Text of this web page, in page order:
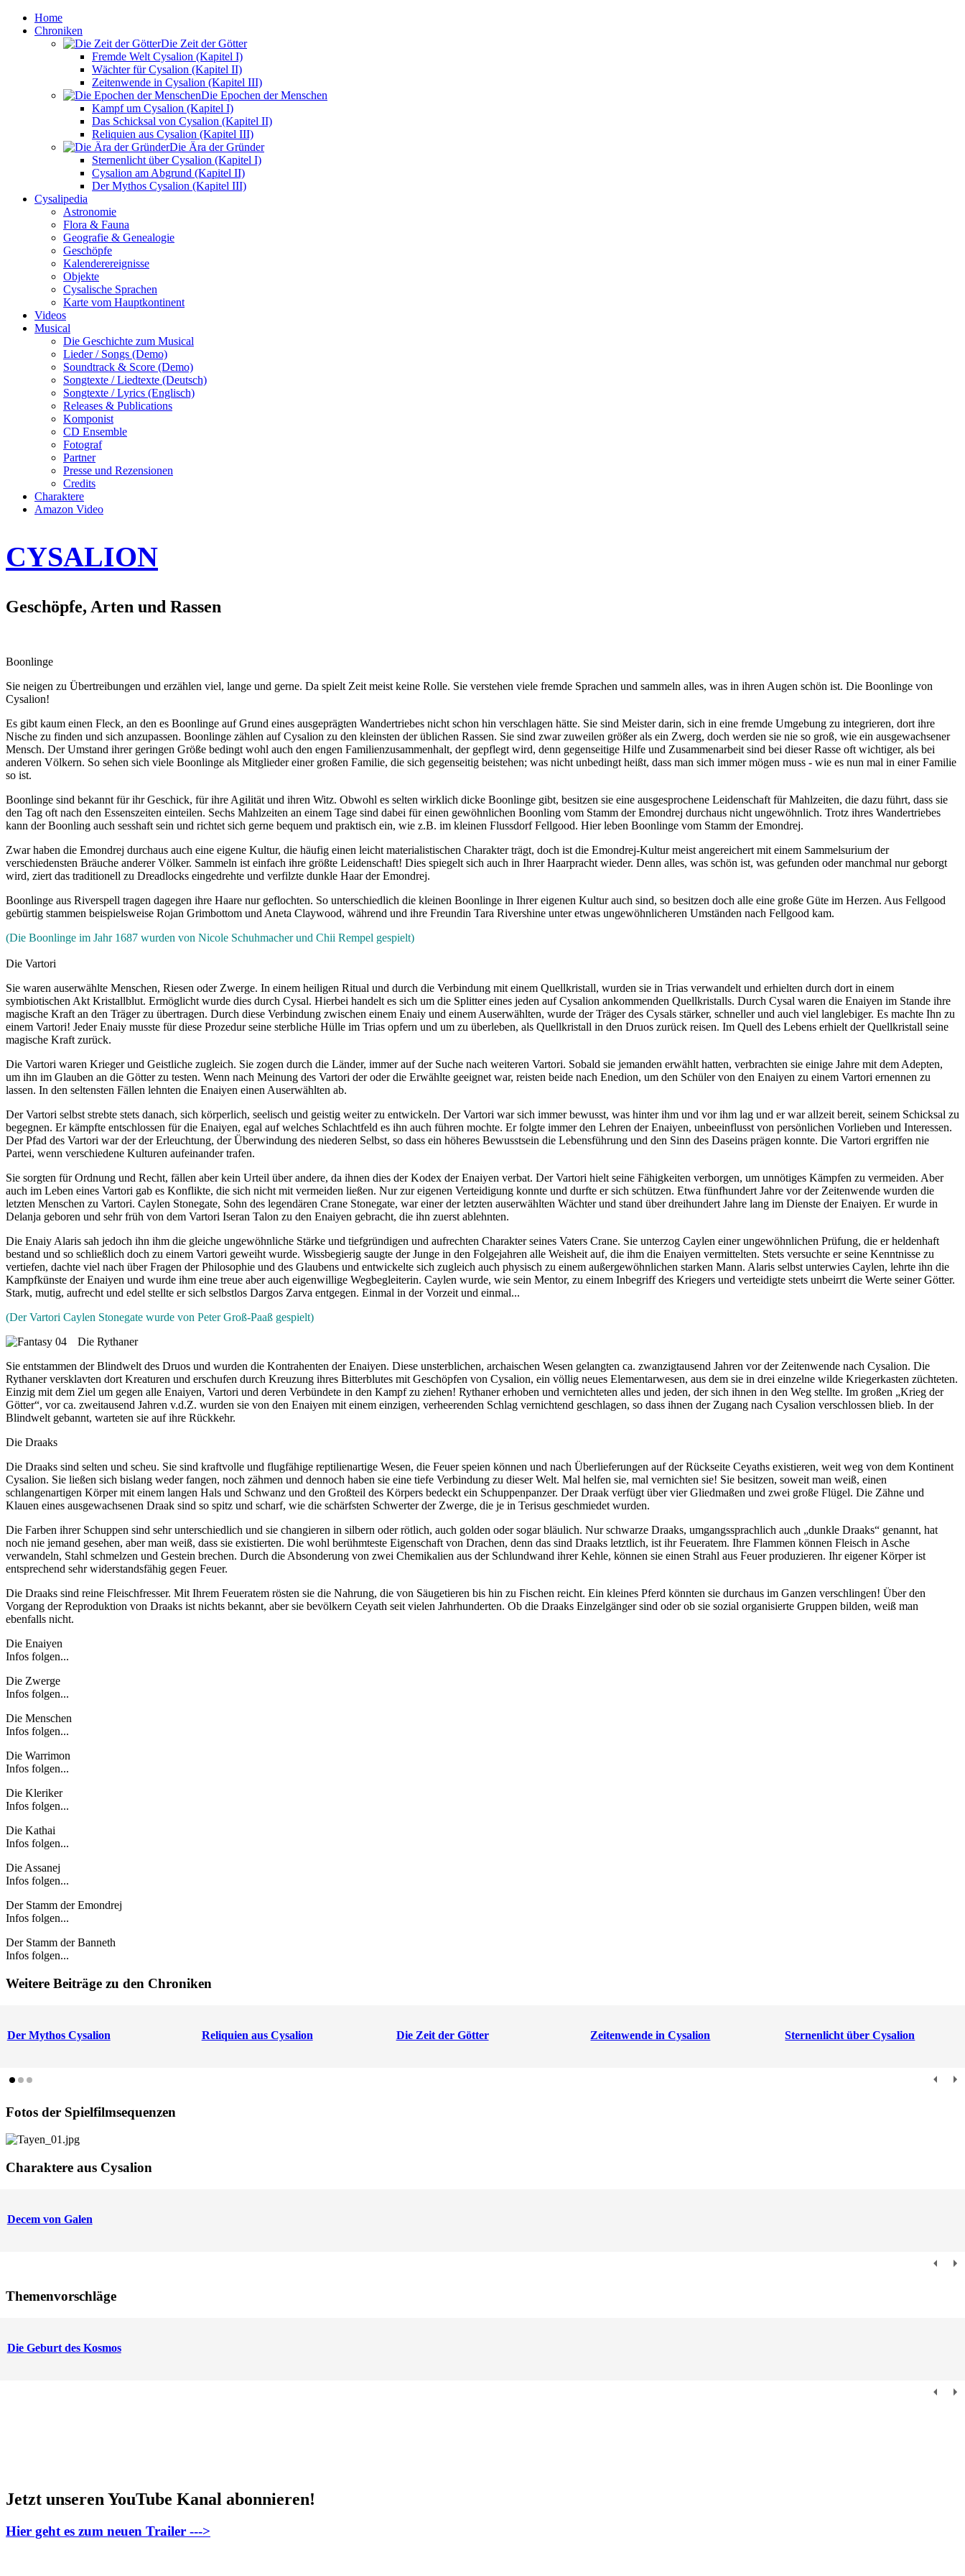
Home
Chroniken
Die Zeit der Götter
Fremde Welt Cysalion (Kapitel I)
Wächter für Cysalion (Kapitel II)
Zeitenwende in Cysalion (Kapitel III)
Die Epochen der Menschen
Kampf um Cysalion (Kapitel I)
Das Schicksal von Cysalion (Kapitel II)
Reliquien aus Cysalion (Kapitel III)
Die Ära der Gründer
Sternenlicht über Cysalion (Kapitel I)
Cysalion am Abgrund (Kapitel II)
Der Mythos Cysalion (Kapitel III)
Cysalipedia
Astronomie
Flora & Fauna
Geografie & Genealogie
Geschöpfe
Kalenderereignisse
Objekte
Cysalische Sprachen
Karte vom Hauptkontinent
Videos
Musical
Die Geschichte zum Musical
Lieder / Songs (Demo)
Soundtrack & Score (Demo)
Songtexte / Liedtexte (Deutsch)
Songtexte / Lyrics (Englisch)
Releases & Publications
Komponist
CD Ensemble
Fotograf
Partner
Presse und Rezensionen
Credits
Charaktere
Amazon Video
CYSALION
Geschöpfe, Arten und Rassen
Boonlinge
Sie neigen zu Übertreibungen und erzählen viel, lange und gerne. Da spielt Zeit meist keine Rolle. Sie verstehen viele fremde Sprachen und sammeln alles, was in ihren Augen schön ist. Die Boonlinge von
Cysalion!
Es gibt kaum einen Fleck, an den es Boonlinge auf Grund eines ausgeprägten Wandertriebes nicht schon hin verschlagen hätte. Sie sind Meister darin, sich in eine fremde Umgebung zu integrieren, dort ihre
Nische zu finden und sich anzupassen. Boonlinge zählen auf Cysalion zu den kleinsten der üblichen Rassen. Sie sind zwar zuweilen größer als ein Zwerg, doch werden sie nie so groß, wie ein ausgewachsener
Mensch. Der Umstand ihrer geringen Größe bedingt wohl auch den engen Familienzusammenhalt, der gepflegt wird, denn gegenseitige Hilfe und Zusammenarbeit sind bei dieser Rasse oft wichtiger, als bei
anderen Völkern. So sehen sich viele Boonlinge als Mitglieder einer großen Familie, die sich gegenseitig beistehen; was nicht unbedingt heißt, dass man sich immer mögen muss - wie es nun mal in einer Familie
so ist.
Boonlinge sind bekannt für ihr Geschick, für ihre Agilität und ihren Witz. Obwohl es selten wirklich dicke Boonlinge gibt, besitzen sie eine ausgesprochene Leidenschaft für Mahlzeiten, die dazu führt, dass sie
den Tag oft nach den Essenszeiten einteilen. Sechs Mahlzeiten an einem Tage sind dabei für einen gewöhnlichen Boonling vom Stamm der Emondrej durchaus nicht ungewöhnlich. Trotz ihres Wandertriebes
kann der Boonling auch sesshaft sein und richtet sich gerne bequem und praktisch ein, wie z.B. im kleinen Flussdorf Fellgood. Hier leben Boonlinge vom Stamm der Emondrej.
Zwar haben die Emondrej durchaus auch eine eigene Kultur, die häufig einen leicht materialistischen Charakter trägt, doch ist die Emondrej-Kultur meist angereichert mit einem Sammelsurium der
verschiedensten Bräuche anderer Völker. Sammeln ist einfach ihre größte Leidenschaft! Dies spiegelt sich auch in Ihrer Haarpracht wieder. Denn alles, was schön ist, was gefunden oder manchmal nur geborgt
wird, ziert das traditionell zu Dreadlocks eingedrehte und verfilzte dunkle Haar der Emondrej.
Boonlinge aus Riverspell tragen dagegen ihre Haare nur geflochten. So unterschiedlich die kleinen Boonlinge in Ihrer eigenen Kultur auch sind, so besitzen doch alle eine große Güte im Herzen. Aus Fellgood
gebürtig stammen beispielsweise Rojan Grimbottom und Aneta Claywood, während und ihre Freundin Tara Rivershine unter etwas ungewöhnlicheren Umständen nach Fellgood kam.
(Die Boonlinge im Jahr 1687 wurden von Nicole Schuhmacher und Chii Rempel gespielt)
Die Vartori
Sie waren auserwählte Menschen, Riesen oder Zwerge. In einem heiligen Ritual und durch die Verbindung mit einem Quellkristall, wurden sie in Trias verwandelt und erhielten durch dort in einem
symbiotischen Akt Kristallblut. Ermöglicht wurde dies durch Cysal. Hierbei handelt es sich um die Splitter eines jeden auf Cysalion ankommenden Quellkristalls. Durch Cysal waren die Enaiyen im Stande ihre
magische Kraft an den Träger zu übertragen. Durch diese Verbindung zwischen einem Enaiy und einem Auserwählten, wurde der Träger des Cysals stärker, schneller und auch viel langlebiger. Es machte Ihn zu
einem Vartori! Jeder Enaiy musste für diese Prozedur seine sterbliche Hülle im Trias opfern und um zu überleben, als Quellkristall in den Druos zurück reisen. Im Quell des Lebens erhielt der Quellkristall seine
magische Kraft zurück.
Die Vartori waren Krieger und Geistliche zugleich. Sie zogen durch die Länder, immer auf der Suche nach weiteren Vartori. Sobald sie jemanden erwählt hatten, verbrachten sie einige Jahre mit dem Adepten,
um ihn im Glauben an die Götter zu testen. Wenn nach Meinung des Vartori der oder die Erwählte geeignet war, reisten beide nach Enedion, um den Schüler von den Enaiyen zu einem Vartori ernennen zu
lassen. In den seltensten Fällen lehnten die Enaiyen einen Auserwählten ab.
Der Vartori selbst strebte stets danach, sich körperlich, seelisch und geistig weiter zu entwickeln. Der Vartori war sich immer bewusst, was hinter ihm und vor ihm lag und er war allzeit bereit, seinem Schicksal zu
begegnen. Er kämpfte entschlossen für die Enaiyen, egal auf welches Schlachtfeld es ihn auch führen mochte. Er folgte immer den Lehren der Enaiyen, unbeeinflusst von persönlichen Vorlieben und Interessen.
Der Pfad des Vartori war der der Erleuchtung, der Überwindung des niederen Selbst, so dass ein höheres Bewusstsein die Lebensführung und den Sinn des Daseins prägen konnte. Die Vartori ergriffen nie
Partei, wenn verschiedene Kulturen aufeinander trafen.
Sie sorgten für Ordnung und Recht, fällen aber kein Urteil über andere, da ihnen dies der Kodex der Enaiyen verbat. Der Vartori hielt seine Fähigkeiten verborgen, um unnötiges Kämpfen zu vermeiden. Aber
auch im Leben eines Vartori gab es Konflikte, die sich nicht mit vermeiden ließen. Nur zur eigenen Verteidigung konnte und durfte er sich schützen. Etwa fünfhundert Jahre vor der Zeitenwende wurden die
letzten Menschen zu Vartori. Caylen Stonegate, Sohn des legendären Crane Stonegate, war einer der letzten auserwählten Wächter und stand über dreihundert Jahre lang im Dienste der Enaiyen. Er wurde in
Delanja geboren und sehr früh von dem Vartori Iseran Talon zu den Enaiyen gebracht, die ihn zuerst ablehnten.
Die Enaiy Alaris sah jedoch ihn ihm die gleiche ungewöhnliche Stärke und tiefgründigen und aufrechten Charakter seines Vaters Crane. Sie unterzog Caylen einer ungewöhnlichen Prüfung, die er heldenhaft
bestand und so schließlich doch zu einem Vartori geweiht wurde. Wissbegierig saugte der Junge in den Folgejahren alle Weisheit auf, die ihm die Enaiyen vermittelten. Stets versuchte er seine Kenntnisse zu
vertiefen, dachte viel nach über Fragen der Philosophie und des Glaubens und entwickelte sich zugleich auch physisch zu einem außergewöhnlichen starken Mann. Alaris selbst unterwies Caylen, lehrte ihn die
Kampfkünste der Enaiyen und wurde ihm eine treue aber auch eigenwillige Wegbegleiterin. Caylen wurde, wie sein Mentor, zu einem Inbegriff des Kriegers und verteidigte stets unbeirrt die Werte seiner Götter.
Stark, mutig, aufrecht und edel stellte er sich selbstlos Dargos Zarva entgegen. Einmal in der Vorzeit und einmal...
(Der Vartori Caylen Stonegate wurde von Peter Groß-Paaß gespielt)
Die Rythaner
Sie entstammen der Blindwelt des Druos und wurden die Kontrahenten der Enaiyen. Diese unsterblichen, archaischen Wesen gelangten ca. zwanzigtausend Jahren vor der Zeitenwende nach Cysalion. Die
Rythaner versklavten dort Kreaturen und erschufen durch Kreuzung ihres Bitterblutes mit Geschöpfen von Cysalion, ein völlig neues Elementarwesen, aus dem sie in drei einzelne wilde Kriegerkasten züchteten.
Einzig mit dem Ziel um gegen alle Enaiyen, Vartori und deren Verbündete in den Kampf zu ziehen! Rythaner erhoben und vernichteten alles und jeden, der sich ihnen in den Weg stellte. Im großen „Krieg der
Götter“, vor ca. zweitausend Jahren v.d.Z. wurden sie von den Enaiyen mit einem einzigen, verheerenden Schlag vernichtend geschlagen, so dass ihnen der Zugang nach Cysalion verschlossen blieb. In der
Blindwelt gebannt, warteten sie auf ihre Rückkehr.
Die Draaks
Die Draaks sind selten und scheu. Sie sind kraftvolle und flugfähige reptilienartige Wesen, die Feuer speien können und nach Überlieferungen auf der Rückseite Ceyaths existieren, weit weg von dem Kontinent
Cysalion. Sie ließen sich bislang weder fangen, noch zähmen und dennoch haben sie eine tiefe Verbindung zu dieser Welt. Mal helfen sie, mal vernichten sie! Sie besitzen, soweit man weiß, einen
schlangenartigen Körper mit einem langen Hals und Schwanz und den Großteil des Körpers bedeckt ein Schuppenpanzer. Der Draak verfügt über vier Gliedmaßen und zwei große Flügel. Die Zähne und
Klauen eines ausgewachsenen Draak sind so spitz und scharf, wie die schärfsten Schwerter der Zwerge, die je in Terisus geschmiedet wurden.
Die Farben ihrer Schuppen sind sehr unterschiedlich und sie changieren in silbern oder rötlich, auch golden oder sogar bläulich. Nur schwarze Draaks, umgangssprachlich auch „dunkle Draaks“ genannt, hat
noch nie jemand gesehen, aber man weiß, dass sie existierten. Die wohl berühmteste Eigenschaft von Drachen, denn das sind Draaks letztlich, ist ihr Feueratem. Ihre Flammen können Fleisch in Asche
verwandeln, Stahl schmelzen und Gestein brechen. Durch die Absonderung von zwei Chemikalien aus der Schlundwand ihrer Kehle, können sie einen Strahl aus Feuer produzieren. Ihr eigener Körper ist
entsprechend sehr widerstandsfähig gegen Feuer.
Die Draaks sind reine Fleischfresser. Mit Ihrem Feueratem rösten sie die Nahrung, die von Säugetieren bis hin zu Fischen reicht. Ein kleines Pferd könnten sie durchaus im Ganzen verschlingen! Über den
Vorgang der Reproduktion von Draaks ist nichts bekannt, aber sie bevölkern Ceyath seit vielen Jahrhunderten. Ob die Draaks Einzelgänger sind oder ob sie sozial organisierte Gruppen bilden, weiß man
ebenfalls nicht.
Die Enaiyen
Infos folgen...
Die Zwerge
Infos folgen...
Die Menschen
Infos folgen...
Die Warrimon
Infos folgen...
Die Kleriker
Infos folgen...
Die Kathai
Infos folgen...
Die Assanej
Infos folgen...
Der Stamm der Emondrej
Infos folgen...
Der Stamm der Banneth
Infos folgen...
Weitere Beiträge zu den Chroniken
Der Mythos Cysalion Reliquien aus Cysalion Die Zeit der Götter Zeitenwende in Cysalion Sternenlicht über Cysalion
Fotos der Spielfilmsequenzen
Charaktere aus Cysalion
Decem von Galen
Themenvorschläge
Die Geburt des Kosmos
Jetzt unseren YouTube Kanal abonnieren!
Hier geht es zum neuen Trailer --->